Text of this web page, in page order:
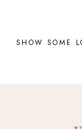
SHOW SOME